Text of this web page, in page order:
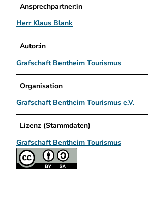
Ansprechpartner:in
Herr Klaus Blank
Autor:in
Grafschaft Bentheim Tourismus
Organisation
Grafschaft Bentheim Tourismus e.V.
Lizenz (Stammdaten)
Grafschaft Bentheim Tourismus